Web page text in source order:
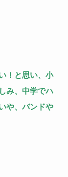
！と思い、小
み、中学でハ
や、バンドや